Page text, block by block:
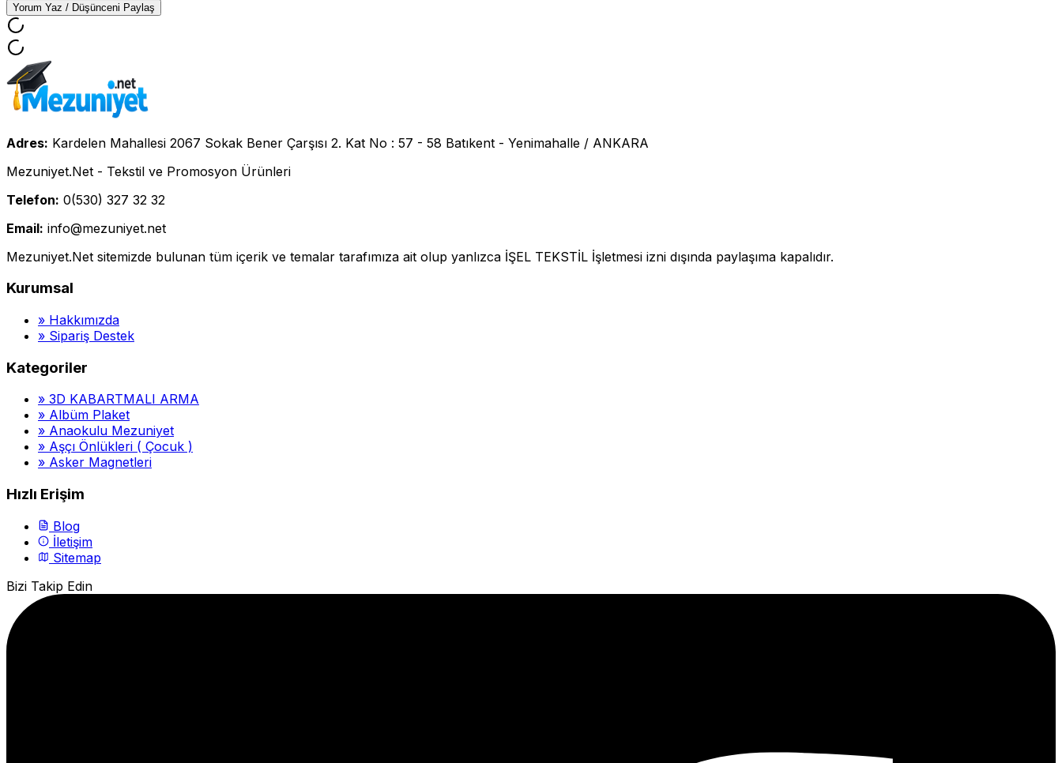
Yorum Yaz / Düşünceni Paylaş
Adres: Kardelen Mahallesi 2067 Sokak Bener Çarşısı 2. Kat No : 57 - 58 Batıkent - Yenimahalle / ANKARA
Mezuniyet.Net - Tekstil ve Promosyon Ürünleri
Telefon: 0(530) 327 32 32
Email: info@mezuniyet.net
Mezuniyet.Net sitemizde bulunan tüm içerik ve temalar tarafımıza ait olup yanlızca İŞEL TEKSTİL İşletmesi izni dışında paylaşıma kapalıdır.
Kurumsal
» Hakkımızda
» Sipariş Destek
Kategoriler
» 3D KABARTMALI ARMA
» Albüm Plaket
» Anaokulu Mezuniyet
» Aşçı Önlükleri ( Çocuk )
» Asker Magnetleri
Hızlı Erişim
Blog
İletişim
Sitemap
Bizi Takip Edin